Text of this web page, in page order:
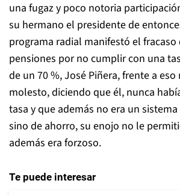
una fugaz y poco notoria
su hermano el presidente de
programa radial manifestó el
pensiones por no cumplir con una
de un 70 %, José Piñera, frente a eso
molesto, diciendo que él, nunca
tasa y que además no era un
sino de ahorro, su enojo no le
además era forzoso.
Te puede interesar